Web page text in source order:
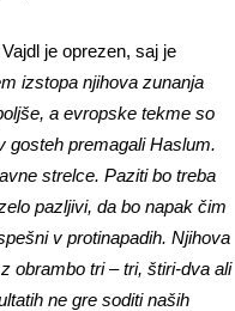
je oprezen, saj je
izstopa njihova zunanja
a evropske tekme so
gosteh premagali Haslum.
strelce. Paziti bo treba
pazljivi, da bo napak čim
v protinapadih. Njihova
obrambo tri – tri, štiri-dva ali
ne gre soditi naših